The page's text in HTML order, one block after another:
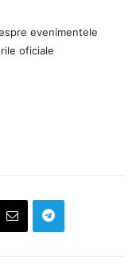
evenimentele
oficiale